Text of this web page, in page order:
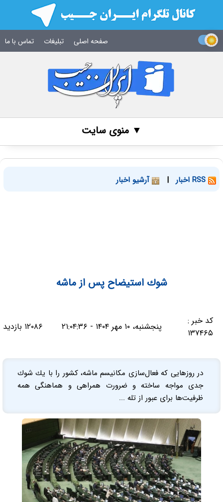
صفحه اصلی تبلیغات تماس با ما
▼ منوی سایت
| آرشیو اخبار
شوك استيضاح پس از ماشه
کد خبر :
۱۳۷۴۶۵
پنجشنبه، ۱۰ مهر ۱۴۰۴ - ۲۱:۰۴:۳۶ ۱۲۰۸۶ بازدید
در روزهايی كه فعال‌سازی مكانيسم ماشه، كشور را با يك شوك
جدی مواجه ساخته و ضرورت همراهی و هماهنگی همه
ظرفيت‌ها برای عبور از تله ...